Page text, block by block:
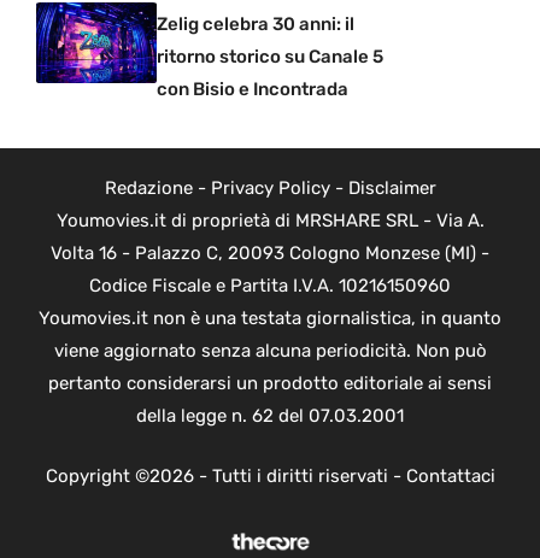
Zelig celebra 30 anni: il
ritorno storico su Canale 5
con Bisio e Incontrada
Redazione- Privacy Policy- Disclaimer
Youmovies.it di proprietà di MRSHARE SRL - Via A.
Volta 16 - Palazzo C, 20093 Cologno Monzese (MI) -
Codice Fiscale e Partita I.V.A. 10216150960
Youmovies.it non è una testata giornalistica, in quanto
viene aggiornato senza alcuna periodicità. Non può
pertanto considerarsi un prodotto editoriale ai sensi
della legge n. 62 del 07.03.2001
Copyright ©2026 - Tutti i diritti riservati - Contattaci